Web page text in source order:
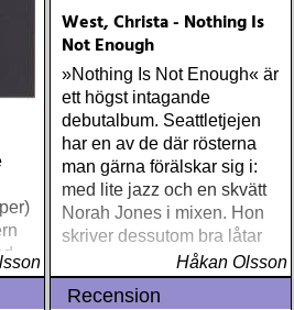
West, Christa - Nothing Is
Not Enough
»Nothing Is Not Enough« är
ett högst intagande
debutalbum. Seattletjejen
har en av de där rösterna
man gärna förälskar sig i:
med lite jazz och en skvätt
Norah Jones i mixen. Hon
skriver dessutom bra låtar
Håkan Olsson
Recension